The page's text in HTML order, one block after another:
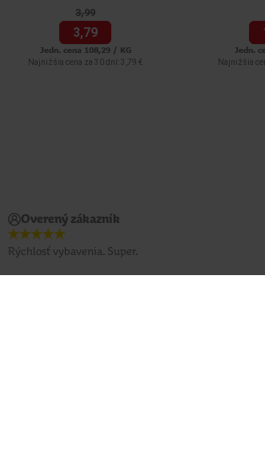
3,99
3,79
Jedn. cena 108,29 / KG
Najnižšia cena za 30 dní: 3,79 €
Jedn.
Najnižšia
Overený zákazník
Rýchlosť vybavenia. Super.